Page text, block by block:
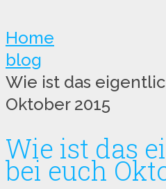
Home
blog
Wie ist das
Oktober 2015
Wie ist das
bei euch